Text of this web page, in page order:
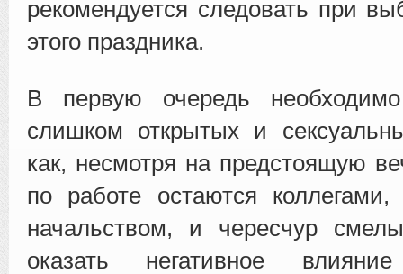
рекомендуется следовать при
этого праздника.
В первую очередь необходимо
слишком открытых и
как, несмотря на предстоящую
по работе остаются
начальством, и чересчур
оказать негативное